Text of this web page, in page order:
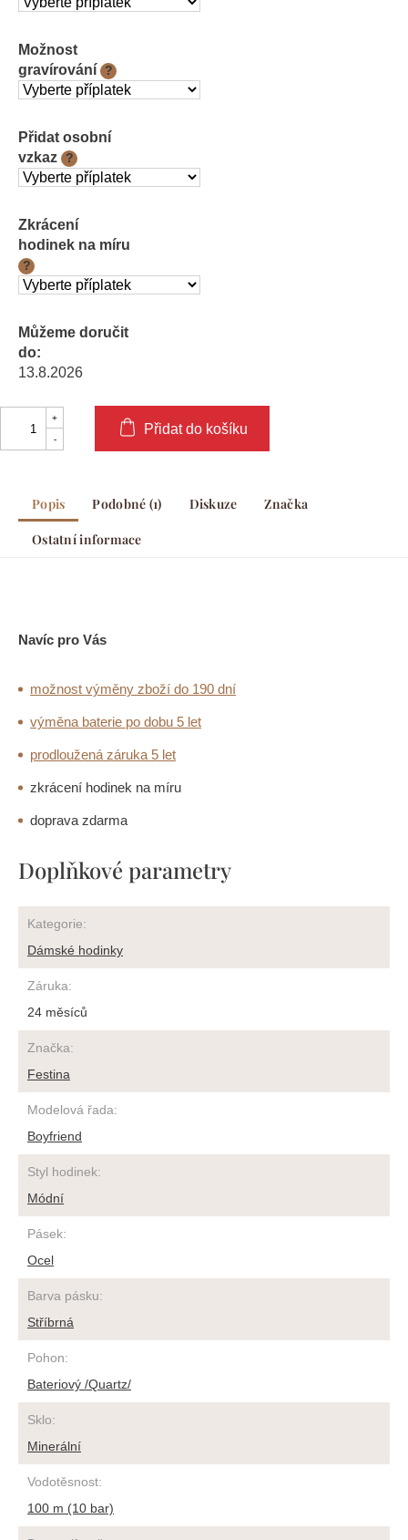
Možnost
gravírování
?
Přidat osobní
vzkaz
?
Zkrácení
hodinek na míru
?
Můžeme doručit
do:
13.8.2026
Přidat do košíku
Popis Podobné (1) Diskuze Značka
Ostatní informace
Navíc pro Vás
možnost výměny zboží do 190 dní
výměna baterie po dobu 5 let
prodloužená záruka 5 let
zkrácení hodinek na míru
doprava zdarma
Doplňkové parametry
Kategorie:
Dámské hodinky
Záruka:
24 měsíců
Značka:
Festina
Modelová řada:
Boyfriend
Styl hodinek:
Módní
Pásek:
Ocel
Barva pásku:
Stříbrná
Pohon:
Bateriový /Quartz/
Sklo:
Minerální
Vodotěsnost:
100 m (10 bar)